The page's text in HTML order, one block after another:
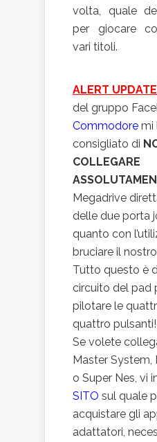
volta, quale
per giocare
vari titoli.
ALERT
del gruppo
Commodore mi
consigliato di
COLLEGARE
Megadrive
delle due porta
quanto con
bruciare il
Tutto questo è
circuito del pad
pilotare le
quattro pulsanti!
Se volete
Master System,
o Super Nes, vi
SITO sul quale
acquistare gli
adattatori,